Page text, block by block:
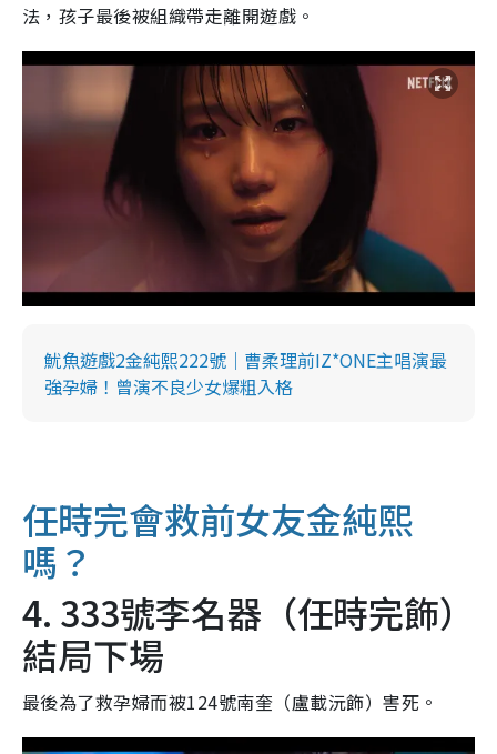
法，孩子最後被組織帶走離開遊戲。
魷魚遊戲2金純熙222號｜曹柔理前IZ*ONE主唱演最
強孕婦！曾演不良少女爆粗入格
任時完會救前女友金純熙
嗎？
4. 333號李名器（任時完飾）
結局下場
最後為了救孕婦而被124號南奎（盧載沅飾）害死。